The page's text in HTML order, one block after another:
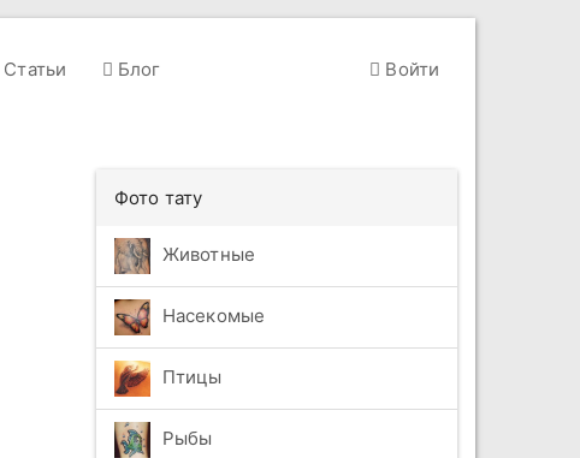
Статьи Блог Войти
Фото тату
Животные
Насекомые
Птицы
Рыбы